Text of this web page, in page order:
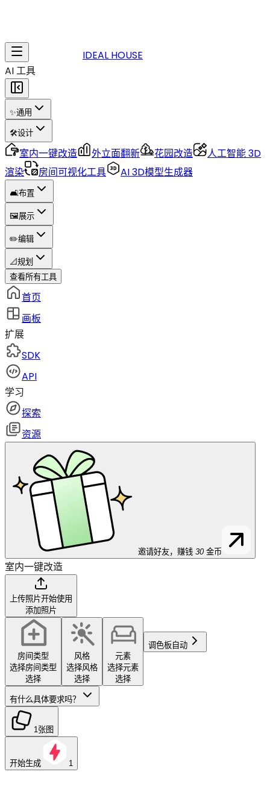
IDEAL HOUSE
AI 工具
✨通用
🛠️设计
室内一键改造 外立面翻新 花园改造
人工智能 3D
渲染
房间可视化工具 AI 3D模型生成器
🛋️布置
🖼️展示
✏️编辑
📐规划
查看所有工具
首页
画板
扩展
SDK
API
学习
探索
资源
邀请好友，赚钱 30 金币
室内一键改造
上传照片开始使用
添加照片
房间类型
选择房间类型
选择
风格
选择风格
选择
元素
选择元素
选择
调色板 自动
有什么具体要求吗？
1张图
开始生成 1